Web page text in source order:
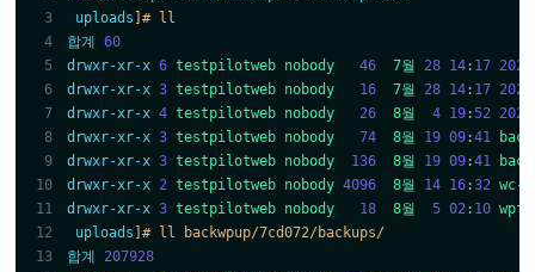
uploads ]# ll
합계
60
drwxr-xr-x 6 testpilotweb nobody 46 7월 28 14: 17 2020
drwxr-xr-x 3 testpilotweb nobody 16 7월 28 14: 17 2021
drwxr-xr-x 4 testpilotweb nobody 26 8월 4 19:52 2025
drwxr-xr-x 3 testpilotweb nobody 74 8월 19 09:41
drwxr-xr-x 3 testpilotweb nobody 136 8월 19 09:41
drwxr-xr-x 2 testpilotweb nobody 4096 8월 14 16:32 wc-
drwxr-xr-x 3 testpilotweb nobody 18 8월 5 02: 10
uploads ]# ll backwpup/7cd072/backups/
합계
207928